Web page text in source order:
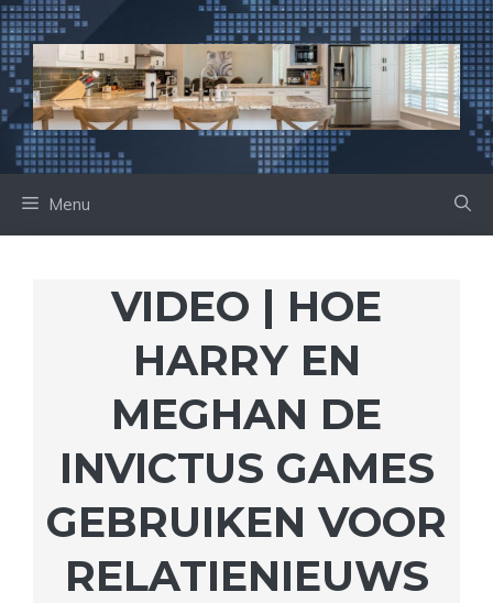
Ga
naar
de
inhoud
Menu
VIDEO | HOE
HARRY EN
MEGHAN DE
INVICTUS GAMES
GEBRUIKEN VOOR
RELATIENIEUWS